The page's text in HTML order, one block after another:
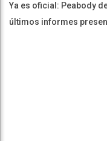
Ya es oficial: Peabody
últimos informes